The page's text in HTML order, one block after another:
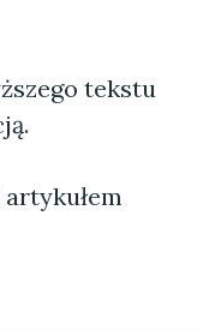
tekstu